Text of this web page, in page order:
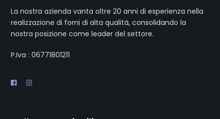
La nostra azienda vanta oltre 20 anni di esperienza nella
realizzazione di forni di alta qualità, consolidando la
nostra posizione come leader del settore.
P.Iva : 06771801211